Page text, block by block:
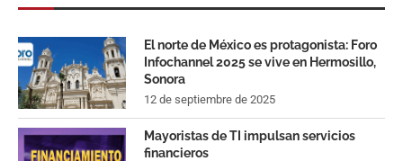
El norte de México es protagonista: Foro
Infochannel 2025 se vive en Hermosillo,
Sonora
12 de septiembre de 2025
Mayoristas de TI impulsan servicios
financieros